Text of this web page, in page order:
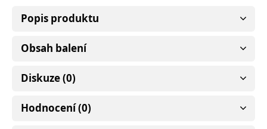
Popis produktu
Obsah balení
Diskuze (0)
Hodnocení (0)